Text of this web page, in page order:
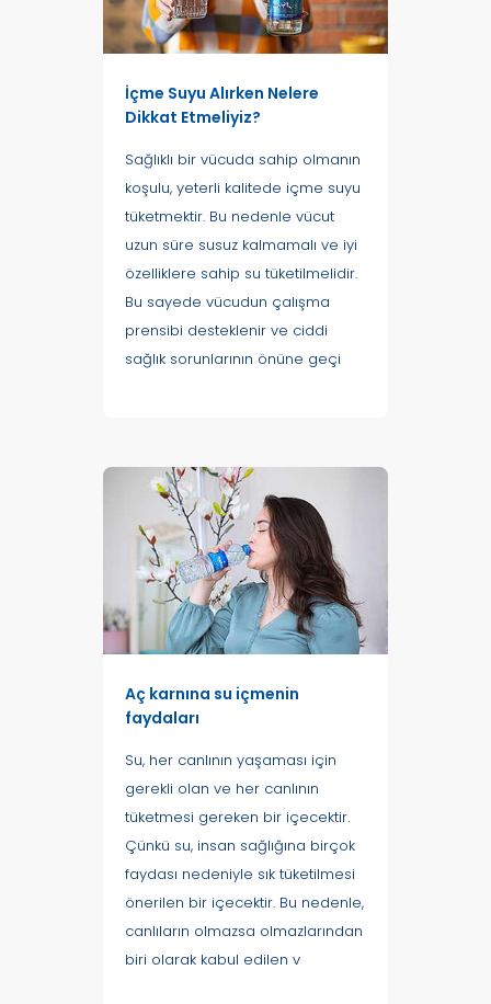
İçme Suyu Alırken Nelere
Dikkat Etmeliyiz?
Sağlıklı bir vücuda sahip olmanın
koşulu, yeterli kalitede içme suyu
tüketmektir. Bu nedenle vücut
uzun süre susuz kalmamalı ve iyi
özelliklere sahip su tüketilmelidir.
Bu sayede vücudun çalışma
prensibi desteklenir ve ciddi
sağlık sorunlarının önüne geçi
Aç karnına su içmenin
faydaları
Su, her canlının yaşaması için
gerekli olan ve her canlının
tüketmesi gereken bir içecektir.
Çünkü su, insan sağlığına birçok
faydası nedeniyle sık tüketilmesi
önerilen bir içecektir. Bu nedenle,
canlıların olmazsa olmazlarından
biri olarak kabul edilen v